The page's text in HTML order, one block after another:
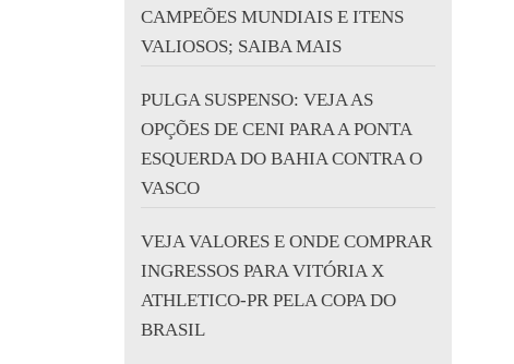
CAMPEÕES MUNDIAIS E ITENS
VALIOSOS; SAIBA MAIS
PULGA SUSPENSO: VEJA AS
OPÇÕES DE CENI PARA A PONTA
ESQUERDA DO BAHIA CONTRA O
VASCO
VEJA VALORES E ONDE COMPRAR
INGRESSOS PARA VITÓRIA X
ATHLETICO-PR PELA COPA DO
BRASIL